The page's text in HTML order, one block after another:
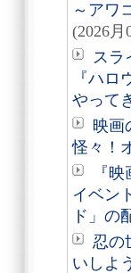
～アワ
(2026月
スラ
『ハ
やって
映画
怪々！
『
イベン
ド」の
忍の
いしよ